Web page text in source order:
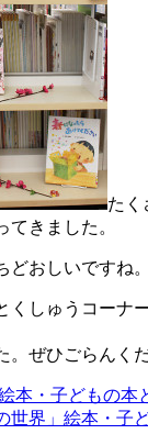
たく
てきました。
どおしいですね。
くしゅうコーナ
。ぜひごらんくだ
本・子どもの本
世界」絵本・子